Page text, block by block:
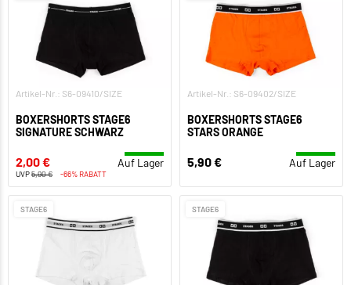
Artikel-Nr.: S6-09410/SIZE
BOXERSHORTS STAGE6
SIGNATURE SCHWARZ
2,00 € Auf Lager
UVP5,90 € -66% RABATT
Artikel-Nr.: S6-09402/SIZE
BOXERSHORTS STAGE6
STARS ORANGE
5,90 € Auf Lager
STAGE6 STAGE6